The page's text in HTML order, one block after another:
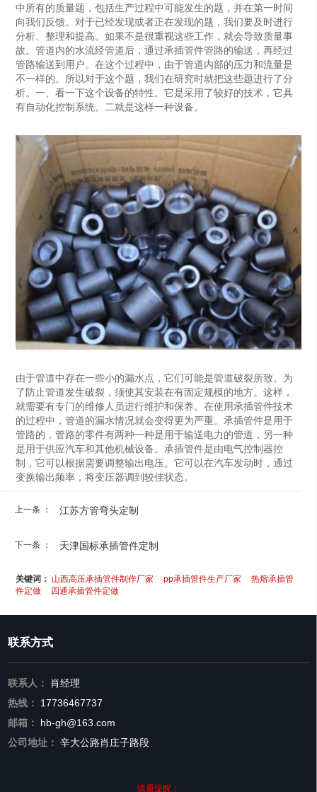
中所有的质量题，包括生产过程中可能发生的题，并在第一时间
向我们反馈。对于已经发现或者正在发现的题，我们要及时进行
分析、整理和提高。如果不是很重视这些工作，就会导致质量事
故。管道内的水流经管道后，通过承插管件管路的输送，再经过
管路输送到用户。在这个过程中，由于管道内部的压力和流量是
不一样的。所以对于这个题，我们在研究时就把这些题进行了分
析。一、看一下这个设备的特性。它是采用了较好的技术，它具
有自动化控制系统。二就是这样一种设备。
由于管道中存在一些小的漏水点，它们可能是管道破裂所致。为
了防止管道发生破裂，须使其安装在有固定规模的地方。这样，
就需要有专门的维修人员进行维护和保养。在使用承插管件技术
的过程中，管道的漏水情况就会变得更为严重。承插管件是用于
管路的，管路的零件有两种一种是用于输送电力的管道，另一种
是用于供应汽车和其他机械设备。承插管件是由电气控制器控
制，它可以根据需要调整输出电压。它可以在汽车发动时，通过
变换输出频率，将变压器调到较佳状态。
上一条 ： 江苏方管弯头定制
下一条 ： 天津国标承插管件定制
关键词： 山西高压承插管件制作厂家 pp承插管件生产厂家
热熔承插管
件定做
四通承插管件定做
联系方式
联系人：
肖经理
热线：
17736467737
邮箱：
hb-gh@163.com
公司地址： 辛大公路肖庄子路段
慎重提醒：